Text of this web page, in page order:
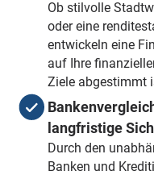
Ob stilvolle
oder eine
entwickeln eine
auf Ihre
Ziele abgestimmt
langfristige
Durch den
Banken und